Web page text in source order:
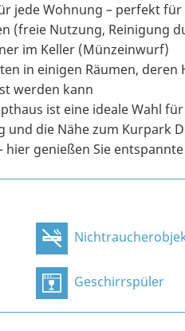
jede Wohnung – perfekt
(freie Nutzung, Reinigung
im Keller (Münzeinwurf)
in einigen Räumen,
werden kann
ist eine ideale Wahl
und die Nähe zum Kurpark
genießen Sie
Geschirrspüler